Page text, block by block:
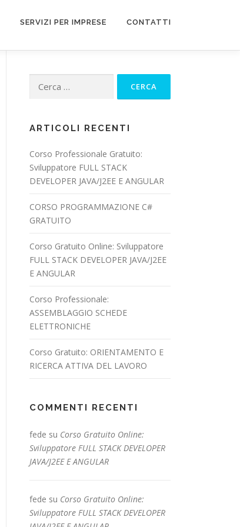
SERVIZI PER IMPRESE CONTATTI
per:
ARTICOLI RECENTI
Corso Professionale Gratuito:
Sviluppatore FULL STACK
DEVELOPER JAVA/J2EE E ANGULAR
CORSO PROGRAMMAZIONE C#
GRATUITO
Corso Gratuito Online: Sviluppatore
FULL STACK DEVELOPER JAVA/J2EE
E ANGULAR
Corso Professionale:
ASSEMBLAGGIO SCHEDE
ELETTRONICHE
Corso Gratuito: ORIENTAMENTO E
RICERCA ATTIVA DEL LAVORO
COMMENTI RECENTI
fede su Corso Gratuito Online:
Sviluppatore FULL STACK DEVELOPER
JAVA/J2EE E ANGULAR
fede su Corso Gratuito Online:
Sviluppatore FULL STACK DEVELOPER